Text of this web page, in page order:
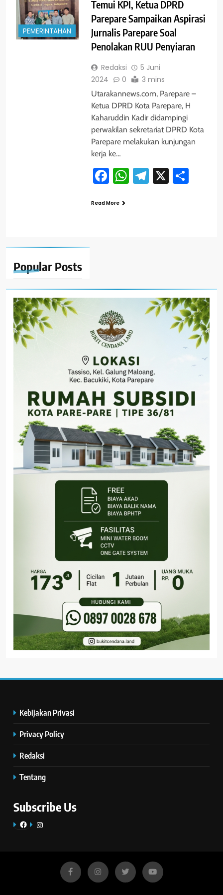
Popular Posts
PEMERINTAHAN
Temui KPI, Ketua DPRD
Parepare Sampaikan Aspirasi
Jurnalis Parepare Soal
Penolakan RUU Penyiaran
Redaksi
5 Juni
2024
0 3 mins
Utarakannews.com, Parepare –
Ketua DPRD Kota Parepare, H
Kaharuddin Kadir didampingi
perwakilan sekretariat DPRD Kota
Parepare melakukan kunjungan
kerja ke…
Facebook
WhatsApp
Telegram
X
Read More
Kebijakan Privasi
Privacy Policy
Redaksi
Tentang
Subscribe Us
FacebookInstagram